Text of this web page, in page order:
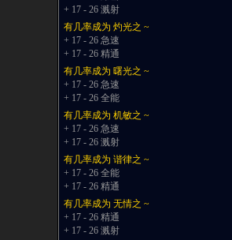
+ 17 - 26 溅射
有几率成为 灼光之 ~
+ 17 - 26 急速
+ 17 - 26 精通
有几率成为 曙光之 ~
+ 17 - 26 急速
+ 17 - 26 全能
有几率成为 机敏之 ~
+ 17 - 26 急速
+ 17 - 26 溅射
有几率成为 谐律之 ~
+ 17 - 26 全能
+ 17 - 26 精通
有几率成为 无情之 ~
+ 17 - 26 精通
+ 17 - 26 溅射